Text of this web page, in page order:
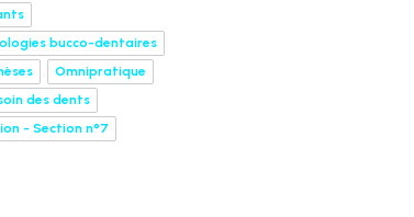
bucco-dentaires
Omnipratique
des dents
- Section n°7